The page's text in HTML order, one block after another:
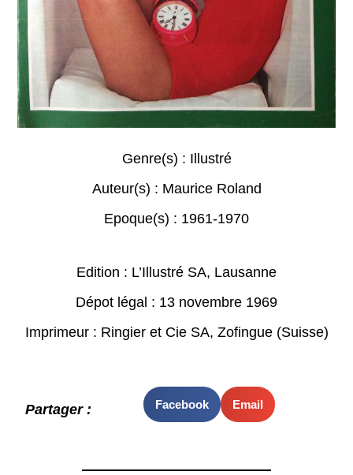
Genre(s) : Illustré
Auteur(s) : Maurice Roland
Epoque(s) : 1961-1970
Edition : L’Illustré SA, Lausanne
Dépot légal : 13 novembre 1969
Imprimeur : Ringier et Cie SA, Zofingue (Suisse)
Partager : Facebook Email